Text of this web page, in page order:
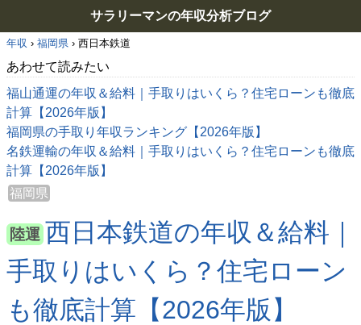
サラリーマンの年収分析ブログ
年収 › 福岡県 › 西日本鉄道
あわせて読みたい
福山通運の年収＆給料｜手取りはいくら？住宅ローンも徹底
計算【2026年版】
福岡県の手取り年収ランキング【2026年版】
名鉄運輸の年収＆給料｜手取りはいくら？住宅ローンも徹底
計算【2026年版】
福岡県
陸運 西日本鉄道の年収＆給料｜
手取りはいくら？住宅ローン
も徹底計算【2026年版】